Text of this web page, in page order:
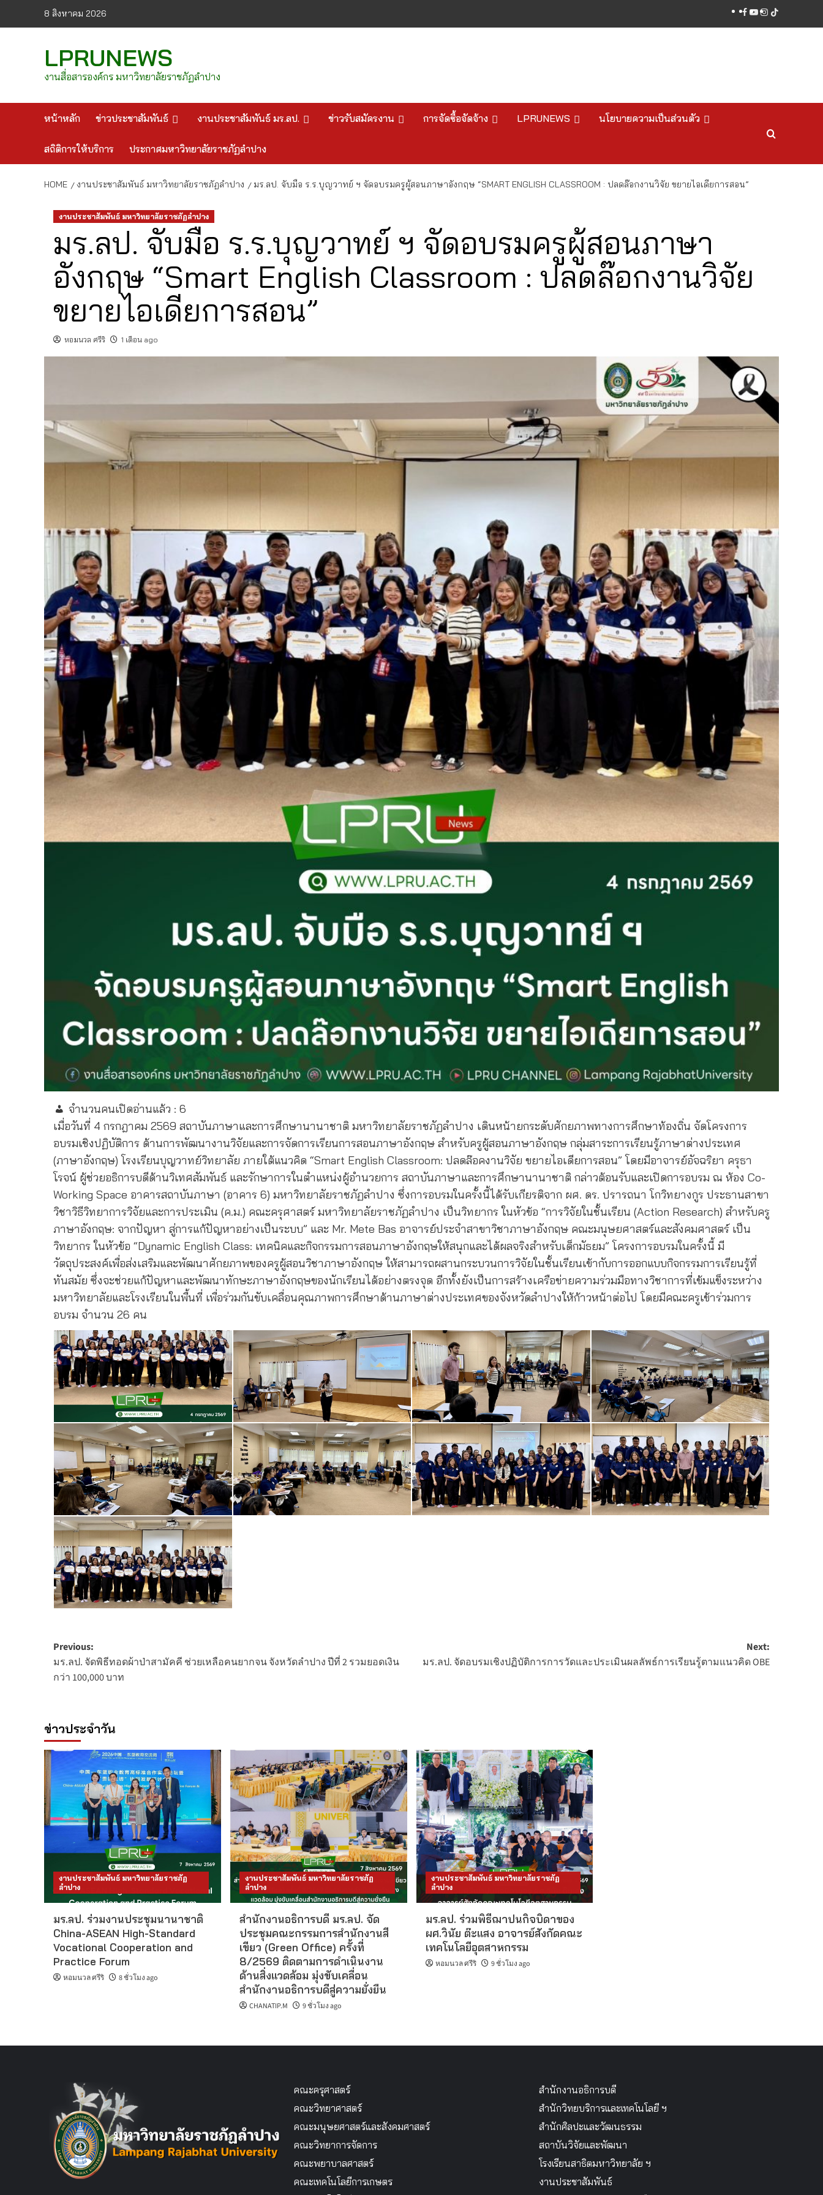
8 สิงหาคม 2026 facebook
youtube
instagram
tiktok
LPRUNEWS
งานสื่อสารองค์กร มหาวิทยาลัยราชภัฏลำปาง
หน้าหลัก ข่าวประชาสัมพันธ์ งานประชาสัมพันธ์ มร.ลป. ข่าวรับสมัครงาน การจัดซื้อจัดจ้าง LPRUNEWS นโยบายความเป็นส่วนตัว
สถิติการให้บริการ ประกาศมหาวิทยาลัยราชภัฏลำปาง
HOME งานประชาสัมพันธ์ มหาวิทยาลัยราชภัฏลำปาง มร.ลป. จับมือ ร.ร.บุญวาทย์ ฯ จัดอบรมครูผู้สอนภาษาอังกฤษ “SMART ENGLISH CLASSROOM : ปลดล๊อกงานวิจัย ขยายไอเดียการสอน”
งานประชาสัมพันธ์ มหาวิทยาลัยราชภัฏลำปาง
มร.ลป. จับมือ ร.ร.บุญวาทย์ ฯ จัดอบรมครูผู้สอนภาษา
อังกฤษ “Smart English Classroom : ปลดล๊อกงานวิจัย
ขยายไอเดียการสอน”
หอมนวล ศรีริ 1 เดือน ago
จำนวนคนเปิดอ่านแล้ว : 6
เมื่อวันที่ 4 กรกฎาคม 2569 สถาบันภาษาและการศึกษานานาชาติ มหาวิทยาลัยราชภัฏลำปาง เดินหน้ายกระดับศักยภาพทางการศึกษาท้องถิ่น จัดโครงการ
อบรมเชิงปฏิบัติการ ด้านการพัฒนางานวิจัยและการจัดการเรียนการสอนภาษาอังกฤษ สำหรับครูผู้สอนภาษาอังกฤษ กลุ่มสาระการเรียนรู้ภาษาต่างประเทศ
(ภาษาอังกฤษ) โรงเรียนบุญวาทย์วิทยาลัย ภายใต้แนวคิด “Smart English Classroom: ปลดล๊อคงานวิจัย ขยายไอเดียการสอน” โดยมีอาจารย์อัจฉริยา ครุธา
โรจน์ ผู้ช่วยอธิการบดีด้านวิเทศสัมพันธ์ และรักษาการในตำแหน่งผู้อำนวยการ สถาบันภาษาและการศึกษานานาชาติ กล่าวต้อนรับและเปิดการอบรม ณ ห้อง Co-
Working Space อาคารสถาบันภาษา (อาคาร 6) มหาวิทยาลัยราชภัฏลำปาง ซึ่งการอบรมในครั้งนี้ได้รับเกียรติจาก ผศ. ดร. ปรารถนา โกวิทยางกูร ประธานสาขา
วิชาวิธีวิทยาการวิจัยและการประเมิน (ค.ม.) คณะครุศาสตร์ มหาวิทยาลัยราชภัฏลำปาง เป็นวิทยากร ในหัวข้อ “การวิจัยในชั้นเรียน (Action Research) สำหรับครู
ภาษาอังกฤษ: จากปัญหา สู่การแก้ปัญหาอย่างเป็นระบบ” และ Mr. Mete Bas อาจารย์ประจำสาขาวิชาภาษาอังกฤษ คณะมนุษยศาสตร์และสังคมศาสตร์ เป็น
วิทยากร ในหัวข้อ “Dynamic English Class: เทคนิคและกิจกรรมการสอนภาษาอังกฤษให้สนุกและได้ผลจริงสำหรับเด็กมัธยม” โครงการอบรมในครั้งนี้ มี
วัตถุประสงค์เพื่อส่งเสริมและพัฒนาศักยภาพของครูผู้สอนวิชาภาษาอังกฤษ ให้สามารถผสานกระบวนการวิจัยในชั้นเรียนเข้ากับการออกแบบกิจกรรมการเรียนรู้ที่
ทันสมัย ซึ่งจะช่วยแก้ปัญหาและพัฒนาทักษะภาษาอังกฤษของนักเรียนได้อย่างตรงจุด อีกทั้งยังเป็นการสร้างเครือข่ายความร่วมมือทางวิชาการที่เข้มแข็งระหว่าง
มหาวิทยาลัยและโรงเรียนในพื้นที่ เพื่อร่วมกันขับเคลื่อนคุณภาพการศึกษาด้านภาษาต่างประเทศของจังหวัดลำปางให้ก้าวหน้าต่อไป โดยมีคณะครูเข้าร่วมการ
อบรม จำนวน 26 คน
Post
navigation
Previous:
มร.ลป. จัดพิธีทอดผ้าป่าสามัคคี ช่วยเหลือคนยากจน จังหวัดลำปาง ปีที่ 2 รวมยอดเงิน
กว่า 100,000 บาท
Next:
มร.ลป. จัดอบรมเชิงปฏิบัติการการวัดและประเมินผลลัพธ์การเรียนรู้ตามแนวคิด OBE
ข่าวประจำวัน
งานประชาสัมพันธ์ มหาวิทยาลัยราชภัฏ
ลำปาง
มร.ลป. ร่วมงานประชุมนานาชาติ
China-ASEAN High-Standard
Vocational Cooperation and
Practice Forum
หอมนวล ศรีริ 8 ชั่วโมง ago
งานประชาสัมพันธ์ มหาวิทยาลัยราชภัฏ
ลำปาง
สำนักงานอธิการบดี มร.ลป. จัด
ประชุมคณะกรรมการสำนักงานสี
เขียว (Green Office) ครั้งที่
8/2569 ติดตามการดำเนินงาน
ด้านสิ่งแวดล้อม มุ่งขับเคลื่อน
สำนักงานอธิการบดีสู่ความยั่งยืน
CHANATIP.M 9 ชั่วโมง ago
งานประชาสัมพันธ์ มหาวิทยาลัยราชภัฏ
ลำปาง
มร.ลป. ร่วมพิธีฌาปนกิจบิดาของ
ผศ.วินัย ต๊ะแสง อาจารย์สังกัดคณะ
เทคโนโลยีอุตสาหกรรม
หอมนวล ศรีริ 9 ชั่วโมง ago
คณะครุศาสตร์
คณะวิทยาศาสตร์
คณะมนุษยศาสตร์และสังคมศาสตร์
คณะวิทยาการจัดการ
คณะพยาบาลศาสตร์
คณะเทคโนโลยีการเกษตร
สำนักงานอธิการบดี
สำนักวิทยบริการและเทคโนโลยี ฯ
สำนักศิลปะและวัฒนธรรม
สถาบันวิจัยและพัฒนา
โรงเรียนสาธิตมหาวิทยาลัย ฯ
งานประชาสัมพันธ์